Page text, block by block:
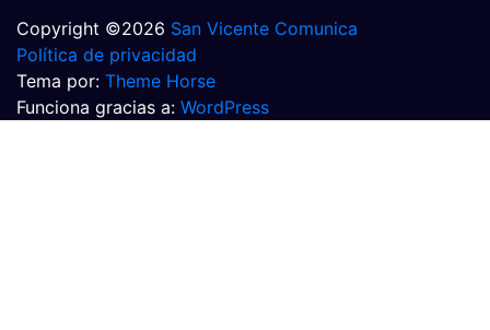
Copyright ©2026 San Vicente Comunica
Política de privacidad
Tema por: Theme Horse
Funciona gracias a: WordPress